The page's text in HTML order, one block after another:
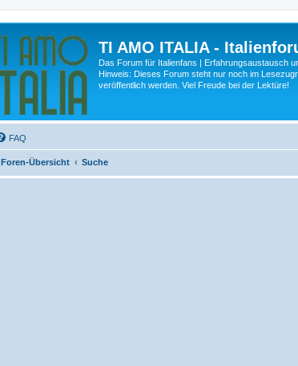
TI AMO ITALIA -
Das Forum für Italienfans | Erfahrungsaustausch
Hinweis: Dieses Forum steht nur noch im
veröffentlich werden. Viel Freude bei der Lektüre!
FAQ
Foren-Übersicht Suche